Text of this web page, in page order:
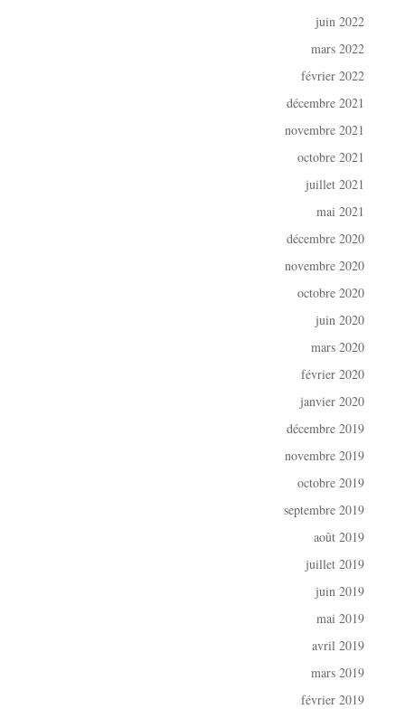
juin 2022
mars 2022
février 2022
décembre 2021
novembre 2021
octobre 2021
juillet 2021
mai 2021
décembre 2020
novembre 2020
octobre 2020
juin 2020
mars 2020
février 2020
janvier 2020
décembre 2019
novembre 2019
octobre 2019
septembre 2019
août 2019
juillet 2019
juin 2019
mai 2019
avril 2019
mars 2019
février 2019